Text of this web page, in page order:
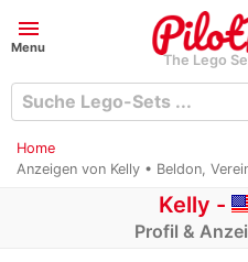
menu
Menu
The Lego
Home
Anzeigen von Kelly • Beldon,
Kelly -
Profil &